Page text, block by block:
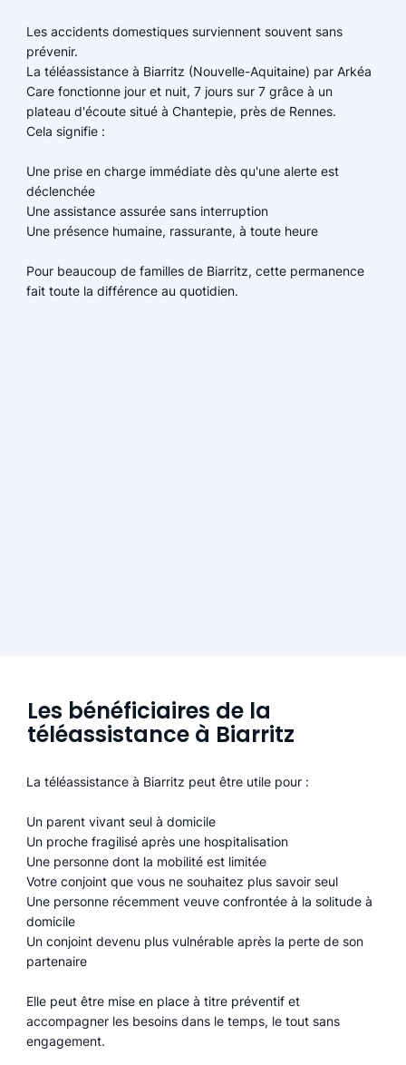
Les accidents domestiques surviennent souvent sans
prévenir.
La téléassistance à Biarritz (Nouvelle-Aquitaine) par Arkéa
Care fonctionne jour et nuit, 7 jours sur 7 grâce à un
plateau d'écoute situé à Chantepie, près de Rennes.
Cela signifie :
Une prise en charge immédiate dès qu'une alerte est
déclenchée
Une assistance assurée sans interruption
Une présence humaine, rassurante, à toute heure
Pour beaucoup de familles de Biarritz, cette permanence
fait toute la différence au quotidien.
Les bénéficiaires de la
téléassistance à Biarritz
La téléassistance à Biarritz peut être utile pour :
Un parent vivant seul à domicile
Un proche fragilisé après une hospitalisation
Une personne dont la mobilité est limitée
Votre conjoint que vous ne souhaitez plus savoir seul
Une personne récemment veuve confrontée à la solitude à
domicile
Un conjoint devenu plus vulnérable après la perte de son
partenaire
Elle peut être mise en place à titre préventif et
accompagner les besoins dans le temps, le tout sans
engagement.